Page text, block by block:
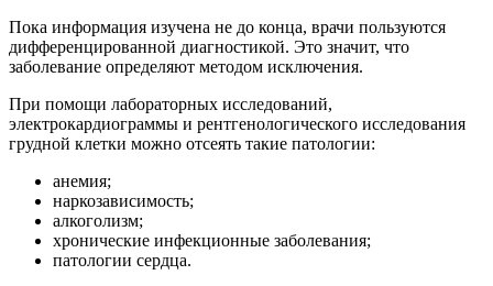
Пока информация изучена не до конца, врачи пользуются
дифференцированной диагностикой. Это значит, что
заболевание определяют методом исключения.
При помощи лабораторных исследований,
электрокардиограммы и рентгенологического исследования
грудной клетки можно отсеять такие патологии:
анемия;
наркозависимость;
алкоголизм;
хронические инфекционные заболевания;
патологии сердца.